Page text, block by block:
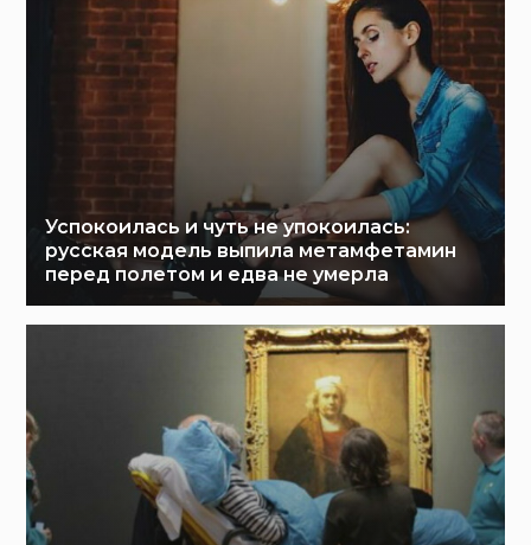
Успокоилась и чуть не упокоилась:
русская модель выпила метамфетамин
перед полетом и едва не умерла